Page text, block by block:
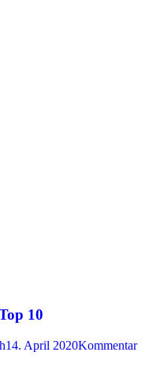
10
14. April 2020Kommentar